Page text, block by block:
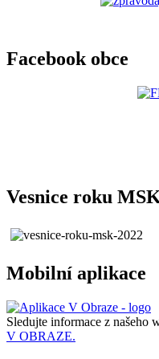
Facebook obce
Vesnice roku
Mobilní aplikace
Sledujte informace z našeho
V OBRAZE.